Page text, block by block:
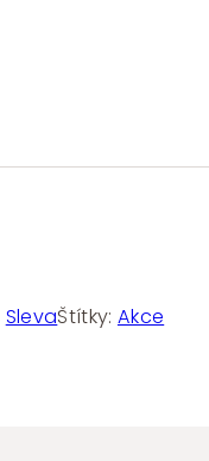
SlevaŠtítky: Akce